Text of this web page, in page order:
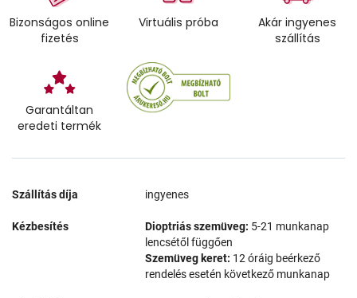
Bizonságos online
fizetés
Virtuális próba
Akár ingyenes
szállítás
Garantáltan
eredeti termék
Szállítás díja ingyenes
Kézbesítés Dioptriás szemüveg: 5-21 munkanap
lencsétől függően
Szemüveg keret: 12 óráig beérkező
rendelés esetén következő munkanap